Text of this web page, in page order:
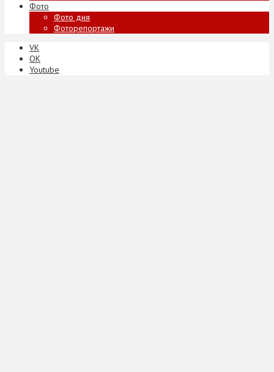
Фото
Фото дня
Фоторепортажи
VK
ОК
Youtube